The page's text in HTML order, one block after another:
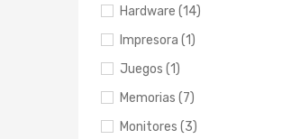
Hardware (14)
Impresora (1)
Juegos (1)
Memorias (7)
Monitores (3)